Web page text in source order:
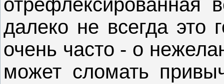
далеко не всегда это
очень часто - о
может сломать